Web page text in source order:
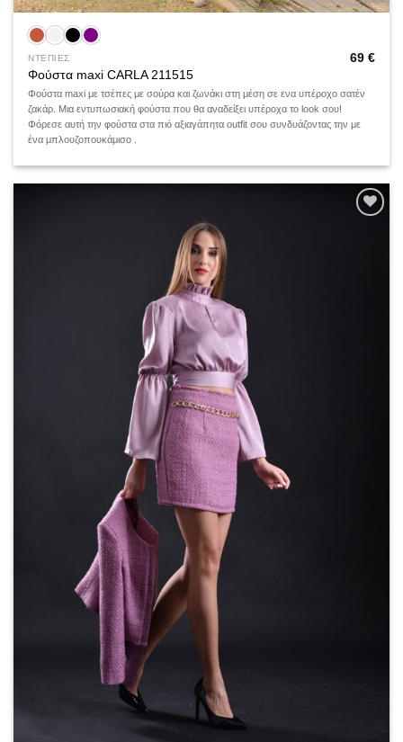
ΝΤΕΠΙΕΣ
Φούστα maxi CARLA 211515
69 €
Φούστα maxi με τσέπες με σούρα και ζωνάκι στη μέση σε ενα υπέροχο σατέν
ζακάρ. Μια εντυπωσιακή φούστα που θα αναδείξει υπέροχα το look σου!
Φόρεσε αυτή την φούστα στα πιό αξιαγάπητα outfit σου συνδυάζοντας την με
ένα μπλουζοπουκάμισο .